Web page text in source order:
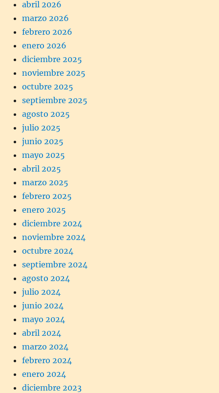
abril 2026
marzo 2026
febrero 2026
enero 2026
diciembre 2025
noviembre 2025
octubre 2025
septiembre 2025
agosto 2025
julio 2025
junio 2025
mayo 2025
abril 2025
marzo 2025
febrero 2025
enero 2025
diciembre 2024
noviembre 2024
octubre 2024
septiembre 2024
agosto 2024
julio 2024
junio 2024
mayo 2024
abril 2024
marzo 2024
febrero 2024
enero 2024
diciembre 2023